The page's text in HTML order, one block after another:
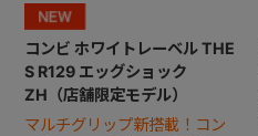
コンビ ホワイトレーベル THE
S R129 エッグショック
ZH（店舗限定モデル）
マルチグリップ新搭載！コン